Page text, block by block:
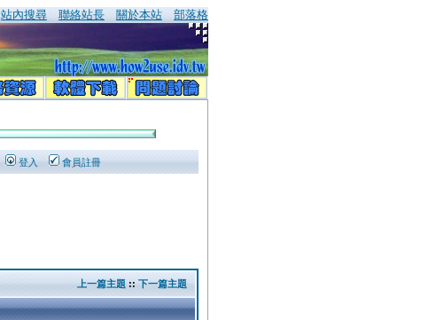
站內搜尋 聯絡站長 關於本站 部落格
登入 會員註冊
上一篇主題::下一篇主題